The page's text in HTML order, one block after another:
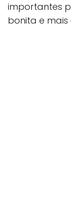
importantes
bonita e